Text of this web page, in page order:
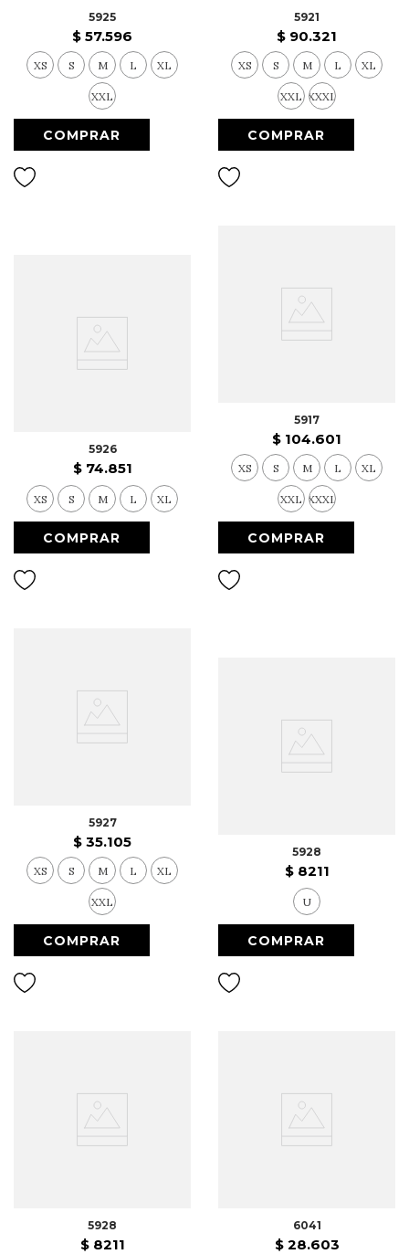
5925
$ 57.596
XS S M L XL
XXL
5921
$ 90.321
XS S M L XL
XXL XXXL
5926
$ 74.851
XS S M L XL
5917
$ 104.601
XS S M L XL
XXL XXXL
5927
$ 35.105
XS S M L XL
XXL
5928
$ 8211
U
5928
$ 8211
6041
$ 28.603